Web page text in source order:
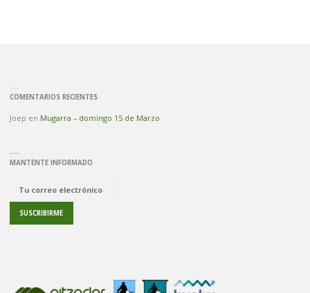
COMENTARIOS RECIENTES
Joep en Mugarra – domingo 15 de Marzo
MANTENTE INFORMADO